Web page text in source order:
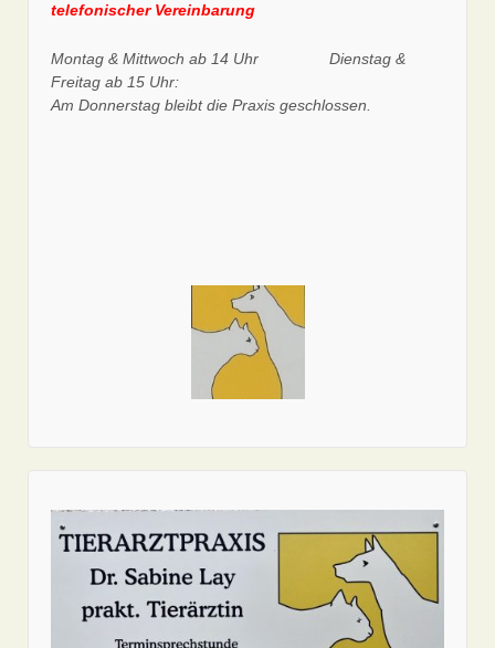
telefonischer Vereinbarung
Montag & Mittwoch ab 14 Uhr Dienstag &
Freitag ab 15 Uhr:
Am Donnerstag bleibt die Praxis geschlossen.